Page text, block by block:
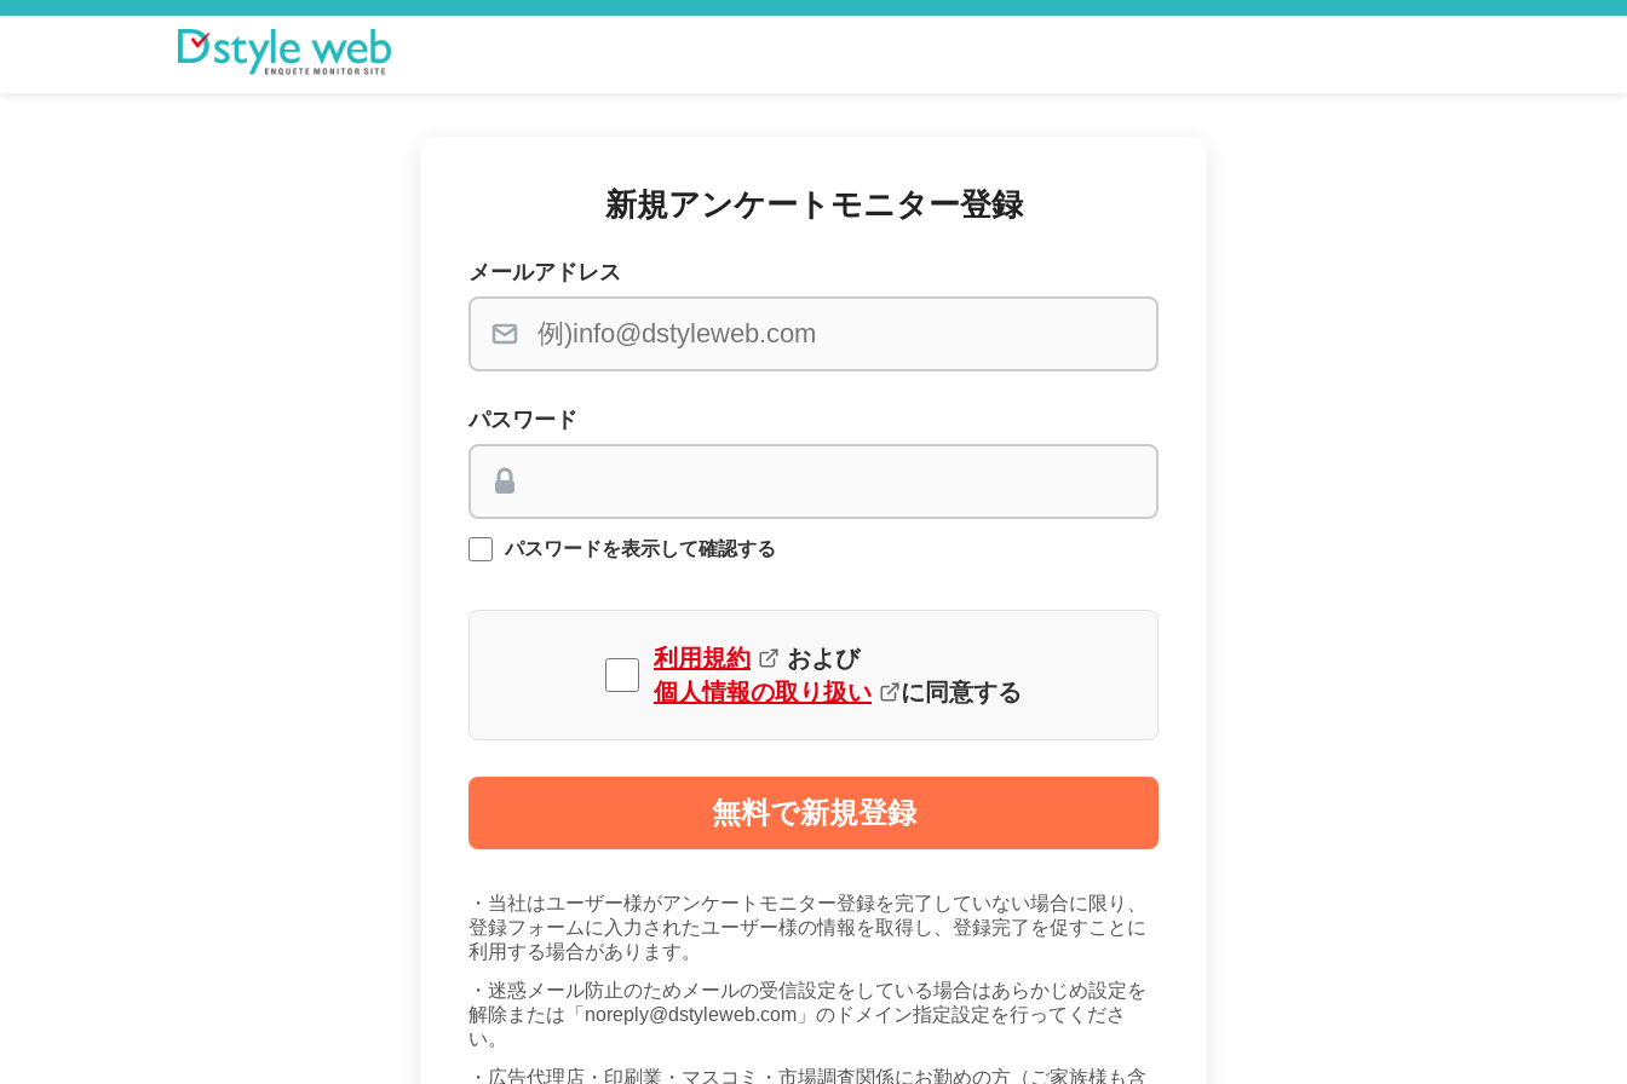
新規アンケートモニター登録
メールアドレス
パスワード
パスワードを表示して確認する
利用規約
および
個人情報の取り扱い
に同意する
無料で新規登録
・当社はユーザー様がアンケートモニター登録を完了していない場合に限り、
登録フォームに入力されたユーザー様の情報を取得し、登録完了を促すことに
利用する場合があります。
・迷惑メール防止のためメールの受信設定をしている場合はあらかじめ設定を
解除または「noreply@dstyleweb.com」のドメイン指定設定を行ってくださ
い。
・広告代理店・印刷業・マスコミ・市場調査関係にお勤めの方（ご家族様も含